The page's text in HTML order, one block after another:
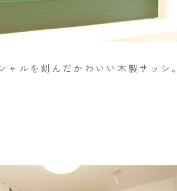
ャルを刻んだかわいい木製サッシ。